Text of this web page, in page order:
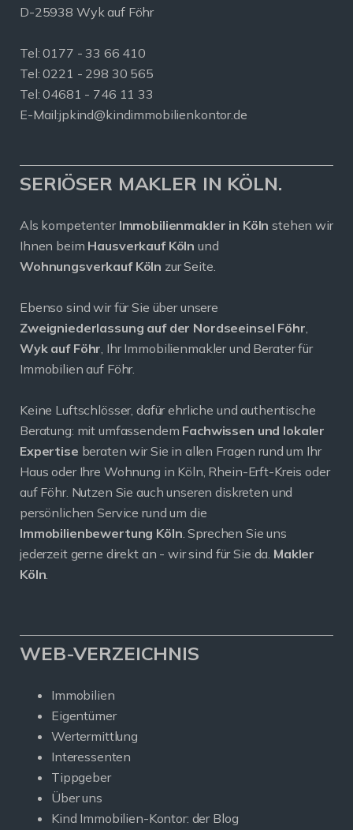
D-25938 Wyk auf Föhr
Tel:0177 - 33 66 410
Tel: 0221 - 298 30 565
Tel: 04681 - 746 11 33
E-Mail:jpkind@kindimmobilienkontor.de
SERIÖSER MAKLER IN KÖLN.
Als kompetenter Immobilienmakler in Köln stehen wir
Ihnen beim Hausverkauf Köln und
Wohnungsverkauf Köln zur Seite.
Ebenso sind wir für Sie über unsere
Zweigniederlassung auf der Nordseeinsel Föhr,
Wyk auf Föhr, Ihr Immobilienmakler und Berater für
Immobilien auf Föhr.
Keine Luftschlösser, dafür ehrliche und authentische
Beratung: mit umfassendem Fachwissen und lokaler
Expertise beraten wir Sie in allen Fragen rund um Ihr
Haus oder Ihre Wohnung in Köln, Rhein-Erft-Kreis oder
auf Föhr. Nutzen Sie auch unseren diskreten und
persönlichen Service rund um die
Immobilienbewertung Köln. Sprechen Sie uns
jederzeit gerne direkt an - wir sind für Sie da. Makler
Köln.
WEB-VERZEICHNIS
Immobilien
Eigentümer
Wertermittlung
Interessenten
Tippgeber
Über uns
Kind Immobilien-Kontor: der Blog